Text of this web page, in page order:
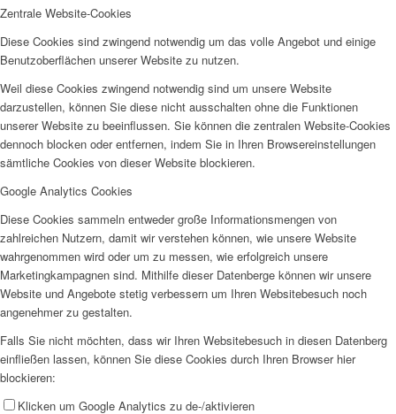
Zentrale Website-Cookies
Diese Cookies sind zwingend notwendig um das volle Angebot und einige
Benutzoberflächen unserer Website zu nutzen.
Weil diese Cookies zwingend notwendig sind um unsere Website
darzustellen, können Sie diese nicht ausschalten ohne die Funktionen
unserer Website zu beeinflussen. Sie können die zentralen Website-Cookies
dennoch blocken oder entfernen, indem Sie in Ihren Browsereinstellungen
sämtliche Cookies von dieser Website blockieren.
Google Analytics Cookies
Diese Cookies sammeln entweder große Informationsmengen von
zahlreichen Nutzern, damit wir verstehen können, wie unsere Website
wahrgenommen wird oder um zu messen, wie erfolgreich unsere
Marketingkampagnen sind. Mithilfe dieser Datenberge können wir unsere
Website und Angebote stetig verbessern um Ihren Websitebesuch noch
angenehmer zu gestalten.
Falls Sie nicht möchten, dass wir Ihren Websitebesuch in diesen Datenberg
einfließen lassen, können Sie diese Cookies durch Ihren Browser hier
blockieren:
Klicken um Google Analytics zu de-/aktivieren